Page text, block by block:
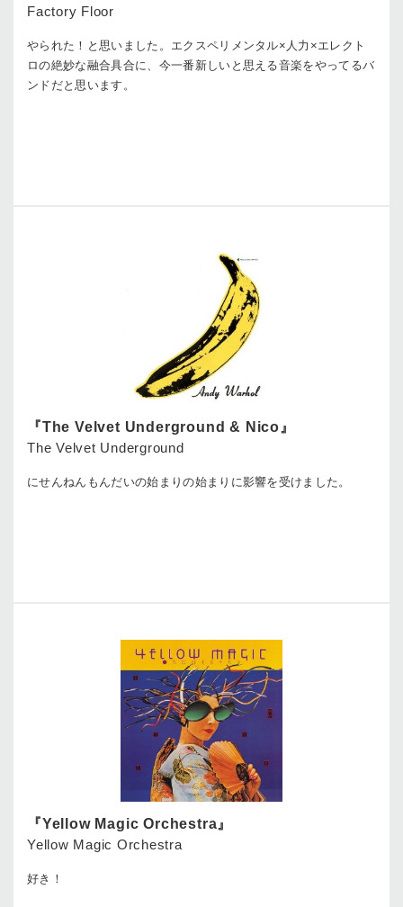
Factory Floor
やられた！と思いました。エクスペリメンタル×人力×エレクト
ロの絶妙な融合具合に、今一番新しいと思える音楽をやってるバ
ンドだと思います。
『The Velvet Underground & Nico』
The Velvet Underground
にせんねんもんだいの始まりの始まりに影響を受けました。
『Yellow Magic Orchestra』
Yellow Magic Orchestra
好き！